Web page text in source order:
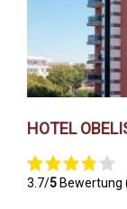
HOTEL
3.7/5 Bewertung